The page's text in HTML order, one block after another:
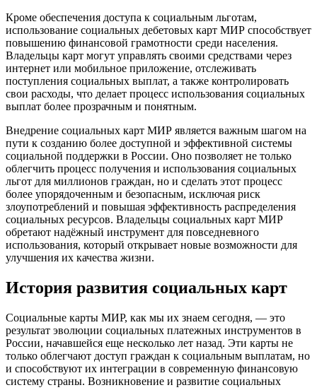
Кроме обеспечения доступа к социальным льготам,
использование социальных дебетовых карт МИР способствует
повышению финансовой грамотности среди населения.
Владельцы карт могут управлять своими средствами через
интернет или мобильное приложение, отслеживать
поступления социальных выплат, а также контролировать
свои расходы, что делает процесс использования социальных
выплат более прозрачным и понятным.
Внедрение социальных карт МИР является важным шагом на
пути к созданию более доступной и эффективной системы
социальной поддержки в России. Оно позволяет не только
облегчить процесс получения и использования социальных
льгот для миллионов граждан, но и сделать этот процесс
более упорядоченным и безопасным, исключая риск
злоупотреблений и повышая эффективность распределения
социальных ресурсов. Владельцы социальных карт МИР
обретают надёжный инструмент для повседневного
использования, который открывает новые возможности для
улучшения их качества жизни.
История развития социальных карт
Социальные карты МИР, как мы их знаем сегодня, — это
результат эволюции социальных платежных инструментов в
России, начавшейся еще несколько лет назад. Эти карты не
только облегчают доступ граждан к социальным выплатам, но
и способствуют их интеграции в современную финансовую
систему страны. Возникновение и развитие социальных